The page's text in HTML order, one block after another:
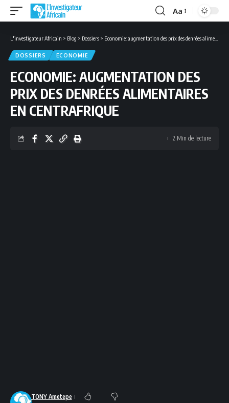
Font
Aa
L'investigateur Africain > Blog > Dossiers > Economie: augmentation des prix des denrées alimentaires en Centrafrique
DOSSIERS ECONOMIE
ECONOMIE: AUGMENTATION DES
PRIX DES DENRÉES ALIMENTAIRES
EN CENTRAFRIQUE
TONY Ametepe
2 Min de lecture